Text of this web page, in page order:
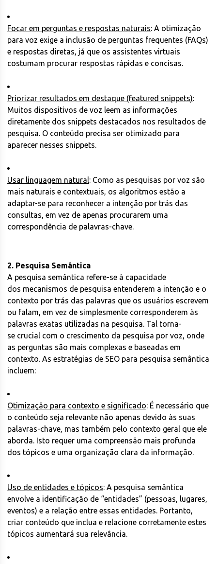
Focar em perguntas e respostas naturais: A otimização
para voz exige a inclusão de perguntas frequentes (FAQs)
e respostas diretas, já que os assistentes virtuais
costumam procurar respostas rápidas e concisas.
Priorizar resultados em destaque (featured snippets):
Muitos dispositivos de voz leem as informações
diretamente dos snippets destacados nos resultados de
pesquisa. O conteúdo precisa ser otimizado para
aparecer nesses snippets.
Usar linguagem natural: Como as pesquisas por voz são
mais naturais e contextuais, os algoritmos estão a
adaptar-se para reconhecer a intenção por trás das
consultas, em vez de apenas procurarem uma
correspondência de palavras-chave.
2. Pesquisa Semântica
A pesquisa semântica refere-se à capacidade
dos mecanismos de pesquisa entenderem a intenção e o
contexto por trás das palavras que os usuários escrevem
ou falam, em vez de simplesmente corresponderem às
palavras exatas utilizadas na pesquisa. Tal torna-
se crucial com o crescimento da pesquisa por voz, onde
as perguntas são mais complexas e baseadas em
contexto. As estratégias de SEO para pesquisa semântica
incluem:
Otimização para contexto e significado: É necessário que
o conteúdo seja relevante não apenas devido às suas
palavras-chave, mas também pelo contexto geral que ele
aborda. Isto requer uma compreensão mais profunda
dos tópicos e uma organização clara da informação.
Uso de entidades e tópicos: A pesquisa semântica
envolve a identificação de “entidades” (pessoas, lugares,
eventos) e a relação entre essas entidades. Portanto,
criar conteúdo que inclua e relacione corretamente estes
tópicos aumentará sua relevância.